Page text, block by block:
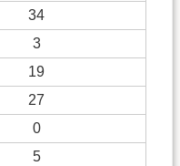
34
3
19
27
0
5